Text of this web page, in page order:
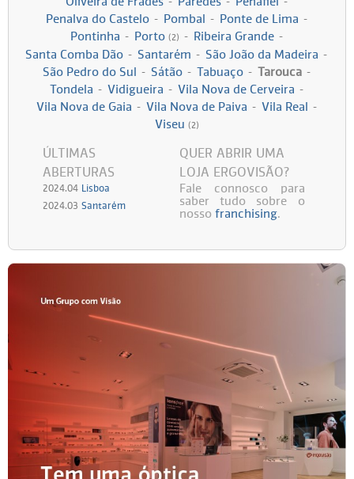
Penalva do Castelo - Pombal - Ponte de Lima -
Pontinha - Porto (2) - Ribeira Grande -
Santa Comba Dão - Santarém - São João da Madeira -
São Pedro do Sul
- Sátão - Tabuaço - Tarouca -
Tondela - Vidigueira - Vila Nova de Cerveira -
Vila Nova de Gaia - Vila Nova de Paiva - Vila Real
-
Viseu (2)
ÚLTIMAS
ABERTURAS
2024.04 Lisboa
2024.03Santarém
QUER ABRIR UMA
LOJA ERGOVISÃO?
Fale connosco para
saber tudo sobre o
nosso franchising.
Polaroid
Prada
Ray-ban
Vogue
Vogue Eyewear
Ray-Ban
Ray Ban Junior